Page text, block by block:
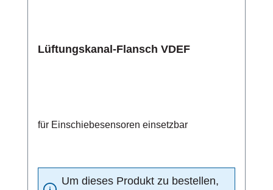
Lüftungskanal-Flansch VDEF
für Einschiebesensoren einsetzbar
Um dieses Produkt zu bestellen,